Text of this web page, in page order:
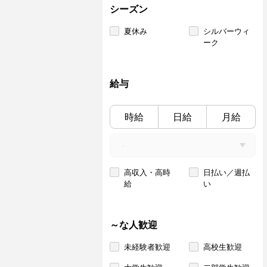
シーズン
夏休み
シルバーウィ
ーク
給与
時給 日給 月給
高収入・高時
給
日払い／週払
い
～な人歓迎
未経験者歓迎 高校生歓迎